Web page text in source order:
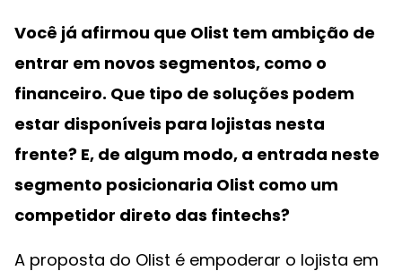
Você já afirmou que Olist tem ambição de
entrar em novos segmentos, como o
financeiro. Que tipo de soluções podem
estar disponíveis para lojistas nesta
frente? E, de algum modo, a entrada neste
segmento posicionaria Olist como um
competidor direto das fintechs?
A proposta do Olist é empoderar o lojista em